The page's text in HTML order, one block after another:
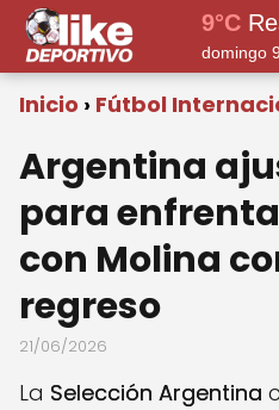
9°C
domingo
Inicio Fútbol
Argentina
para
con Molina
regreso
21/06/2026
La Selección Argentina